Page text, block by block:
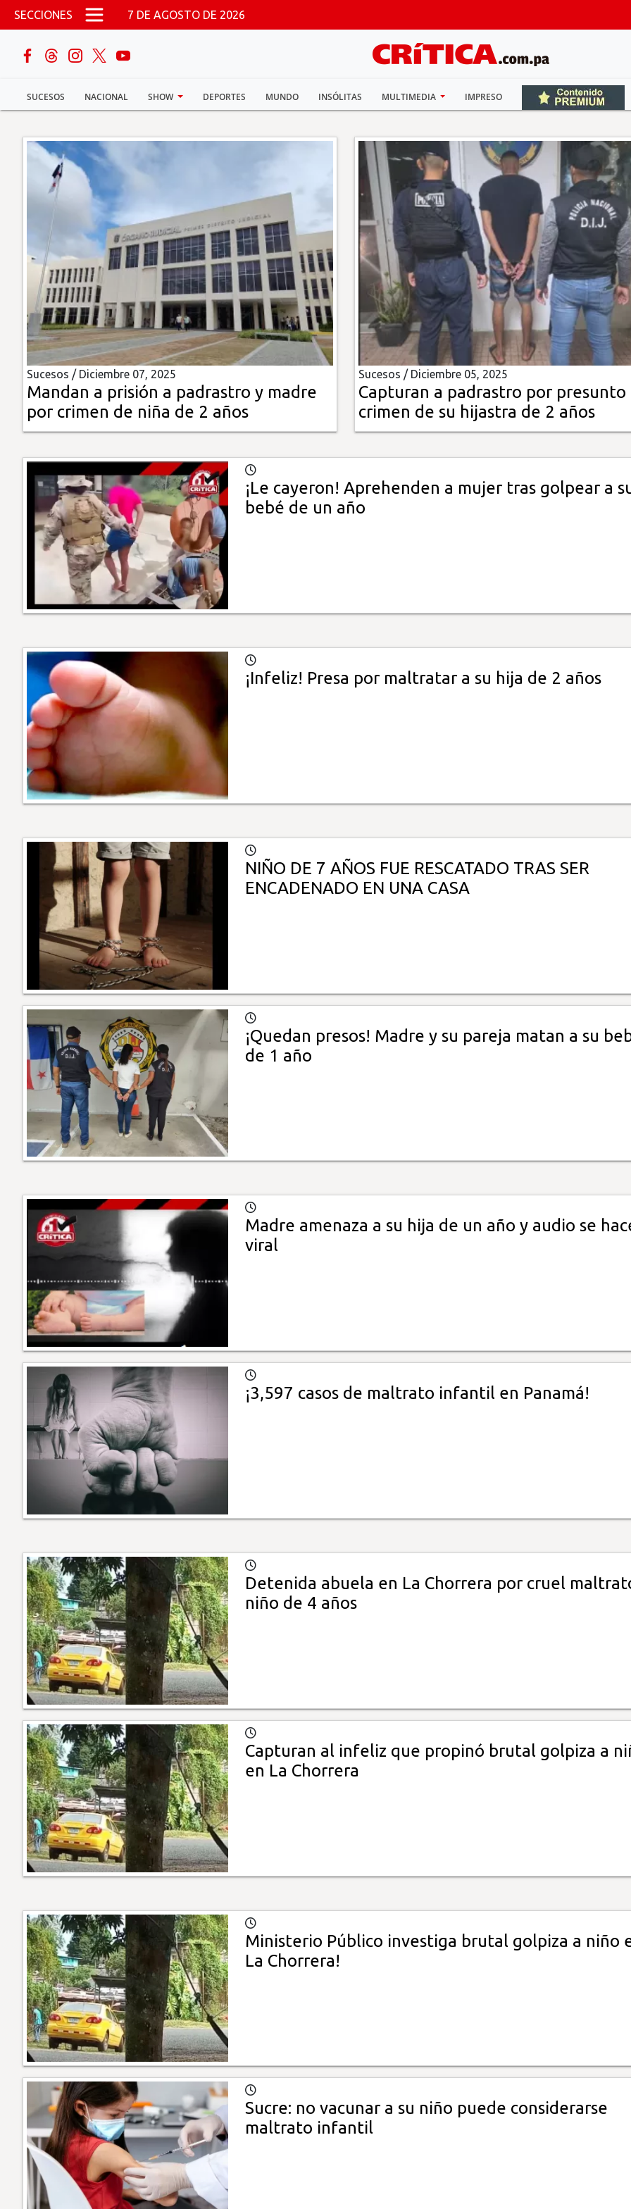
Pasar al contenido principal
SECCIONES 7 DE AGOSTO DE 2026
SUCESOS NACIONAL SHOW DEPORTES MUNDO INSÓLITAS MULTIMEDIA IMPRESO
buscar
Sucesos
Nacional
Deportes
Mundo
Insólitas
Multimedia
Impreso
Sucesos / Diciembre 07, 2025
Mandan a prisión a padrastro y madre
por crimen de niña de 2 años
Sucesos / Diciembre 05, 2025
Capturan a padrastro por presunto
crimen de su hijastra de 2 años
¡Le cayeron! Aprehenden a mujer tras golpear a
bebé de un año
¡Infeliz! Presa por maltratar a su hija de 2 años
NIÑO DE 7 AÑOS FUE RESCATADO TRAS SER
ENCADENADO EN UNA CASA
¡Quedan presos! Madre y su pareja matan a su
de 1 año
Madre amenaza a su hija de un año y audio se
viral
¡3,597 casos de maltrato infantil en Panamá!
Detenida abuela en La Chorrera por cruel
niño de 4 años
Capturan al infeliz que propinó brutal golpiza a
en La Chorrera
Ministerio Público investiga brutal golpiza a niño
La Chorrera!
Sucre: no vacunar a su niño puede considerarse
maltrato infantil